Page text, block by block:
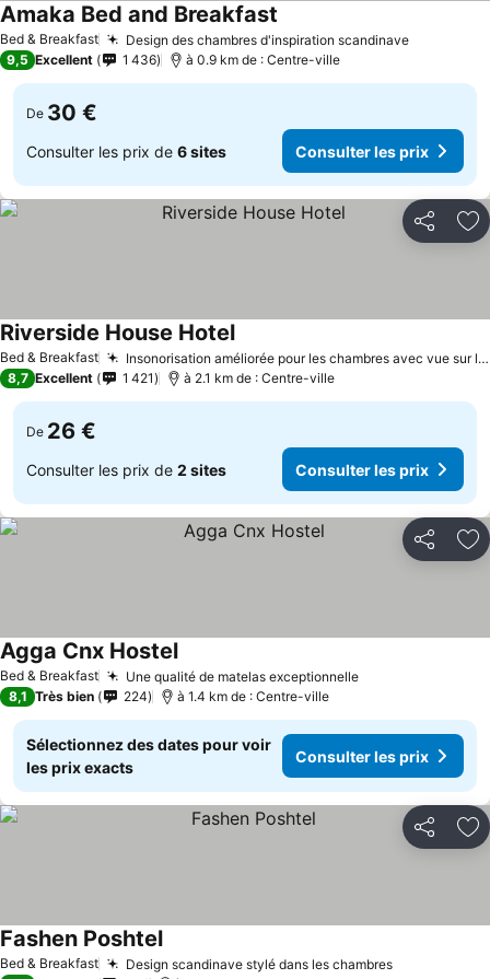
Bed & Breakfast Design des chambres d'inspiration scandinave
Amaka Bed and Breakfast
9,5 Excellent 1 436 à 0.9 km de : Centre-ville
De 30 €
Consulter les prix de 6 sites Consulter les prix
Partager
Bed & Breakfast Insonorisation améliorée pour les chambres avec vue sur la rivière
Riverside House Hotel
8,7 Excellent 1 421 à 2.1 km de : Centre-ville
De 26 €
Consulter les prix de 2 sites Consulter les prix
Partager
Bed & Breakfast Une qualité de matelas exceptionnelle
Agga Cnx Hostel
8,1 Très bien 224 à 1.4 km de : Centre-ville
Sélectionnez des dates pour voir
les prix exacts
Consulter les prix
Partager
Bed & Breakfast Design scandinave stylé dans les chambres
Fashen Poshtel